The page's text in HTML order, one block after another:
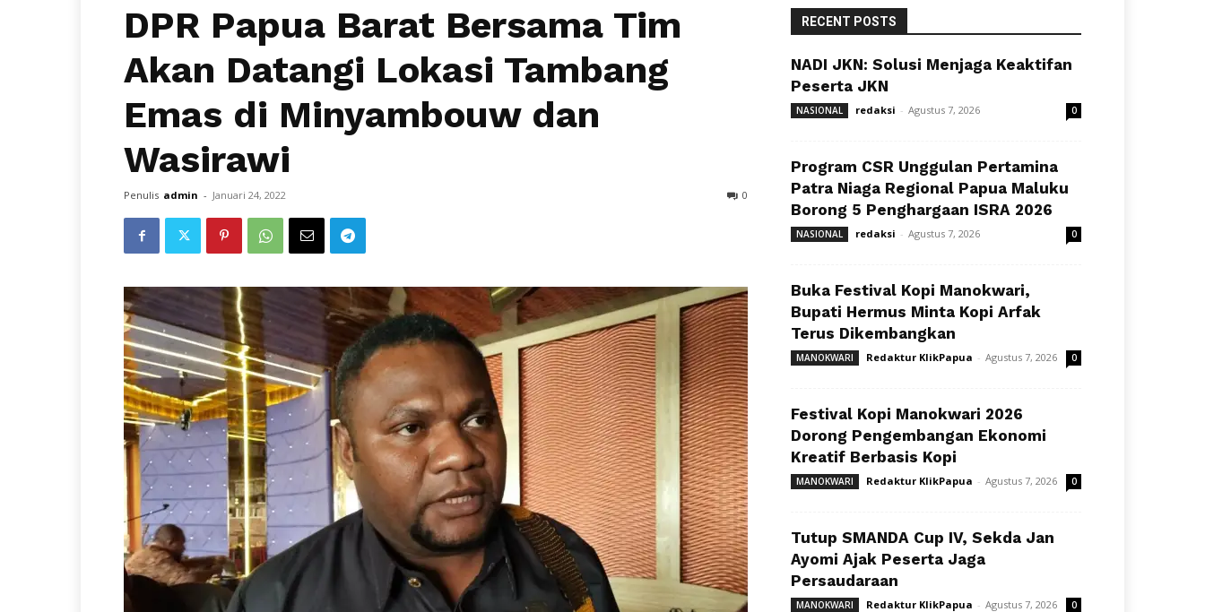
DPR Papua Barat Bersama Tim
Akan Datangi Lokasi Tambang
Emas di Minyambouw dan
Wasirawi
Penulis admin - Januari 24, 2022 0
RECENT POSTS
NADI JKN: Solusi Menjaga Keaktifan
Peserta JKN
NASIONAL redaksi - Agustus 7, 2026 0
Program CSR Unggulan Pertamina
Patra Niaga Regional Papua Maluku
Borong 5 Penghargaan ISRA 2026
NASIONAL redaksi - Agustus 7, 2026 0
Buka Festival Kopi Manokwari,
Bupati Hermus Minta Kopi Arfak
Terus Dikembangkan
MANOKWARI Redaktur KlikPapua - Agustus 7, 2026 0
Festival Kopi Manokwari 2026
Dorong Pengembangan Ekonomi
Kreatif Berbasis Kopi
MANOKWARI Redaktur KlikPapua - Agustus 7, 2026 0
Tutup SMANDA Cup IV, Sekda Jan
Ayomi Ajak Peserta Jaga
Persaudaraan
MANOKWARI Redaktur KlikPapua - Agustus 7, 2026 0